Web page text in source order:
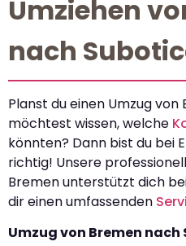
Umziehen
nach
Planst du einen Umzug
möchtest wissen, welche
könnten? Dann bist du bei
richtig! Unsere
Bremen unterstützt dich
dir einen umfassenden
Umzug von Bremen